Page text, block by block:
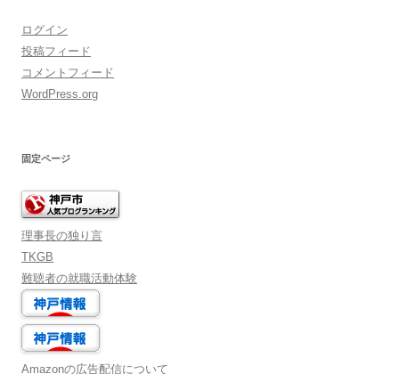
ログイン
投稿フィード
コメントフィード
WordPress.org
固定ページ
理事長の独り言
TKGB
難聴者の就職活動体験
Amazonの広告配信について